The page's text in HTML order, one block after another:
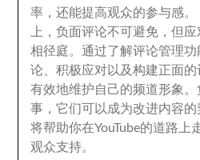
率 ，还能提高观众的参与感。
上 ，负面评论不可避免 ，但应
相径庭。通过了解评论管理功
论 、积极应对以及构建正面的
有效地维护自己的频道形象 。
事 ，它们可以成为改进内容的
将帮助你在YouTube的道路上
观众支持。